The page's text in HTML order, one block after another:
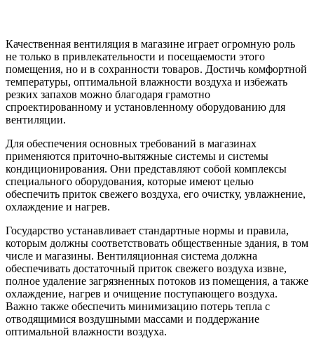
Качественная вентиляция в магазине играет огромную роль
не только в привлекательности и посещаемости этого
помещения, но и в сохранности товаров. Достичь комфортной
температуры, оптимальной влажности воздуха и избежать
резких запахов можно благодаря грамотно
спроектированному и установленному оборудованию для
вентиляции.
Для обеспечения основных требований в магазинах
применяются приточно-вытяжные системы и системы
кондиционирования. Они представляют собой комплексы
специального оборудования, которые имеют целью
обеспечить приток свежего воздуха, его очистку, увлажнение,
охлаждение и нагрев.
Государство устанавливает стандартные нормы и правила,
которым должны соответствовать общественные здания, в том
числе и магазины. Вентиляционная система должна
обеспечивать достаточный приток свежего воздуха извне,
полное удаление загрязненных потоков из помещения, а также
охлаждение, нагрев и очищение поступающего воздуха.
Важно также обеспечить минимизацию потерь тепла с
отводящимися воздушными массами и поддержание
оптимальной влажности воздуха.